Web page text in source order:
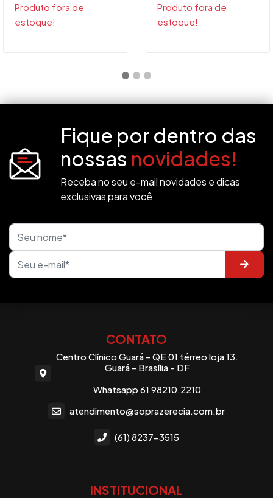
Produto fora de
estoque!
Produto fora de
estoque!
Fique por dentro das
nossas novidades!
Receba no seu e-mail novidades e dicas
exclusivas para você
CONTATO
Centro Clínico Guará - QE 01 térreo loja 13.
Guará - Brasília - DF
Whatsapp 61 98210.2210
atendimento@soprazerecia.com.br
(61) 8237-3515
INSTITUCIONAL